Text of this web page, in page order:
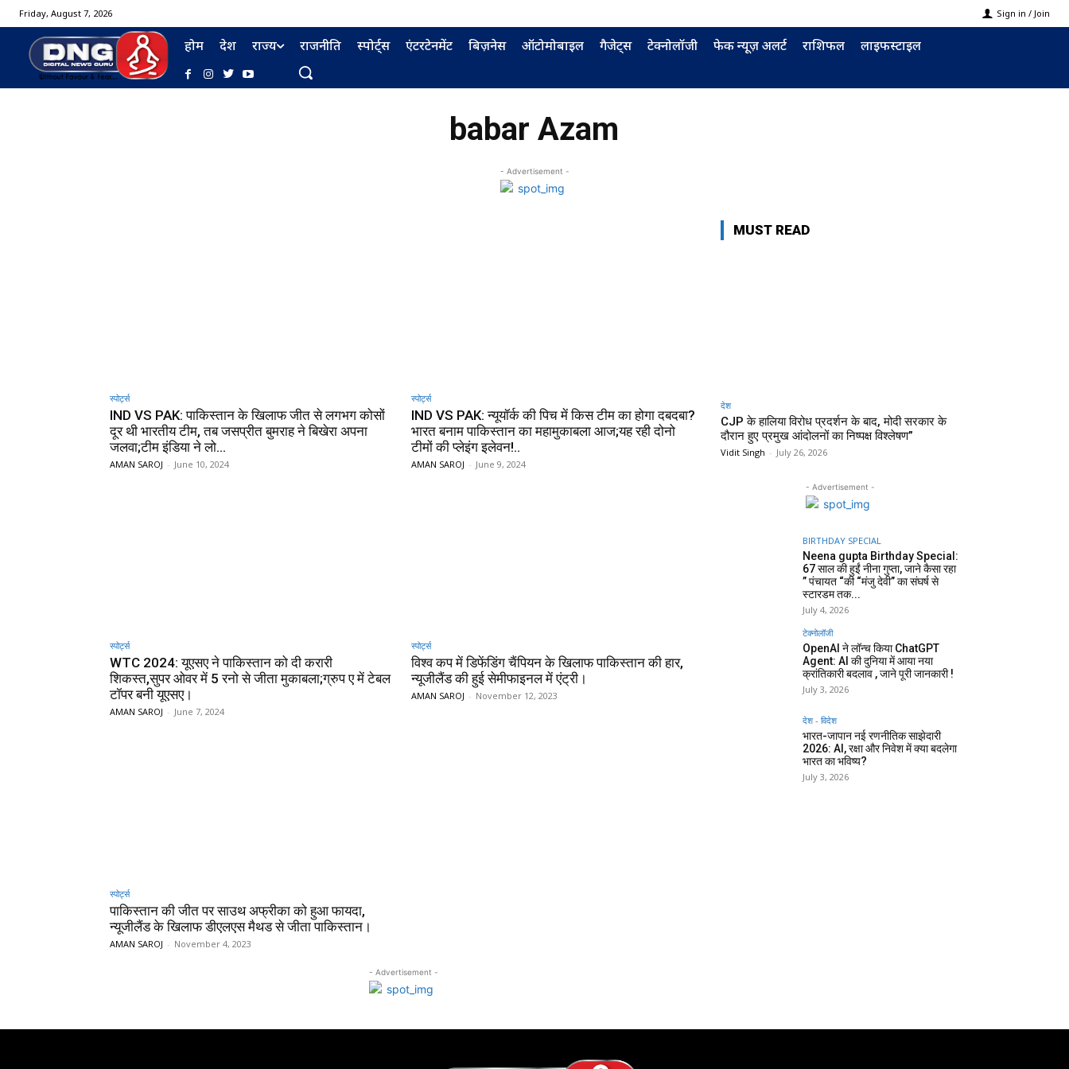
Friday, August 7, 2026 Sign in / Join
होम देश राज्य राजनीति स्पोर्ट्स एंटरटेनमेंट बिज़नेस ऑटोमोबाइल गैजेट्स टेक्नोलॉजी फेक न्यूज़ अलर्ट राशिफल लाइफस्टाइल
babar Azam
- Advertisement -
स्पोर्ट्स
IND VS PAK: पाकिस्तान के खिलाफ जीत से लगभग कोसों
दूर थी भारतीय टीम, तब जसप्रीत बुमराह ने बिखेरा अपना
जलवा;टीम इंडिया ने लो...
AMAN SAROJ - June 10, 2024
स्पोर्ट्स
IND VS PAK: न्यूयॉर्क की पिच में किस टीम का होगा दबदबा?
भारत बनाम पाकिस्तान का महामुकाबला आज;यह रही दोनो
टीमों की प्लेइंग इलेवन!..
AMAN SAROJ - June 9, 2024
स्पोर्ट्स
WTC 2024: यूएसए ने पाकिस्तान को दी करारी
शिकस्त,सुपर ओवर में 5 रनो से जीता मुकाबला;ग्रुप ए में टेबल
टॉपर बनी यूएसए।
AMAN SAROJ - June 7, 2024
स्पोर्ट्स
विश्व कप में डिफेंडिंग चैंपियन के खिलाफ पाकिस्तान की हार,
न्यूजीलैंड की हुई सेमीफाइनल में एंट्री।
AMAN SAROJ - November 12, 2023
स्पोर्ट्स
पाकिस्तान की जीत पर साउथ अफ्रीका को हुआ फायदा,
न्यूजीलैंड के खिलाफ डीएलएस मैथड से जीता पाकिस्तान।
AMAN SAROJ - November 4, 2023
- Advertisement -
MUST READ
देश
CJP के हालिया विरोध प्रदर्शन के बाद, मोदी सरकार के
दौरान हुए प्रमुख आंदोलनों का निष्पक्ष विश्लेषण”
Vidit Singh - July 26, 2026
- Advertisement -
BIRTHDAY SPECIAL
Neena gupta Birthday Special:
67 साल की हुईं नीना गुप्ता, जाने कैसा रहा
” पंचायत “की “मंजु देवी” का संघर्ष से
स्टारडम तक...
July 4, 2026
टेक्नोलॉजी
OpenAI ने लॉन्च किया ChatGPT
Agent: AI की दुनिया में आया नया
क्रांतिकारी बदलाव , जाने पूरी जानकारी !
July 3, 2026
देश - विदेश
भारत-जापान नई रणनीतिक साझेदारी
2026: AI, रक्षा और निवेश में क्या बदलेगा
भारत का भविष्य?
July 3, 2026